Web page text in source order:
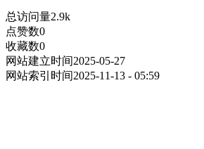
总访问量2.9k
点赞数0
收藏数0
网站建立时间2025-05-27
网站索引时间2025-11-13 - 05:59